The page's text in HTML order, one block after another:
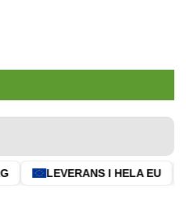
LEVERANS I HELA EU